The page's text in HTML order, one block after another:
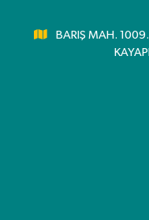
BARIŞ MAH.